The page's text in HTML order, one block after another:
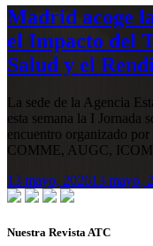
Madrid acoge
el Impacto del
Salud y el
La sede de la Agencia
esta semana la I Jornada
encuentro organizado
COMME, AUGC,
13 mayo, 202613 mayo,
Nuestra Revista ATC